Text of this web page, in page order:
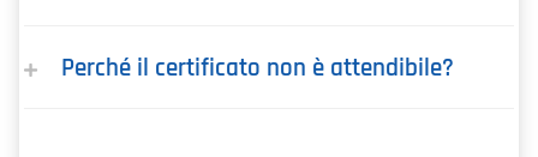
Perché il certificato non è attendibile?